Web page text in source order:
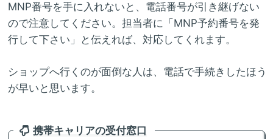
MNP番号を手に入れないと、電話番号が引き継げない
ので注意してください。担当者に「MNP予約番号を発
行して下さい」と伝えれば、対応してくれます。
ショップへ行くのが面倒な人は、電話で手続きしたほう
が早いと思います。
携帯キャリアの受付窓口